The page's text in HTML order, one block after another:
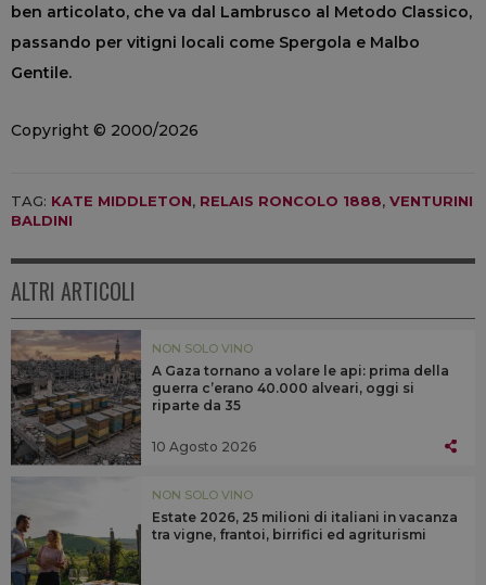
ben articolato, che va dal Lambrusco al Metodo Classico,
passando per vitigni locali come Spergola e Malbo
Gentile.
Copyright © 2000/2026
TAG: KATE MIDDLETON, RELAIS RONCOLO 1888, VENTURINI
BALDINI
ALTRI ARTICOLI
NON SOLO VINO
A Gaza tornano a volare le api: prima della
guerra c’erano 40.000 alveari, oggi si
riparte da 35
10 Agosto 2026
NON SOLO VINO
Estate 2026, 25 milioni di italiani in vacanza
tra vigne, frantoi, birrifici ed agriturismi